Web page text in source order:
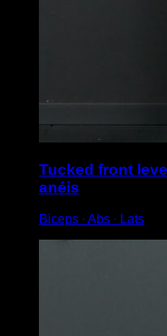
Tucked front
anéis
Biceps ∙ Abs ∙ Lats